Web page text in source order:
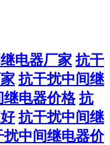
电器厂家 抗干
抗干扰中间继
电器价格 抗
抗干扰中间继
扰中间继电器价